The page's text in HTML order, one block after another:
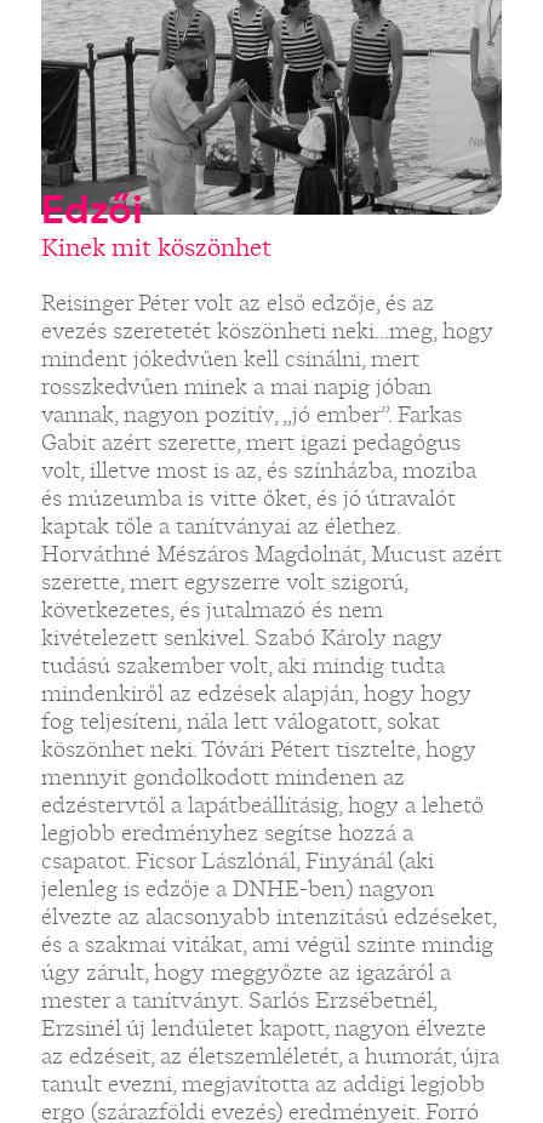
Edzői
Kinek mit köszönhet
Reisinger Péter volt az első edzője, és az
evezés szeretetét köszönheti neki...meg, hogy
mindent jókedvűen kell csinálni, mert
rosszkedvűen minek a mai napig jóban
vannak, nagyon pozitív, „jó ember”. Farkas
Gabit azért szerette, mert igazi pedagógus
volt, illetve most is az, és színházba, moziba
és múzeumba is vitte őket, és jó útravalót
kaptak tőle a tanítványai az élethez.
Horváthné Mészáros Magdolnát, Mucust azért
szerette, mert egyszerre volt szigorú,
következetes, és jutalmazó és nem
kivételezett senkivel. Szabó Károly nagy
tudású szakember volt, aki mindig tudta
mindenkiről az edzések alapján, hogy hogy
fog teljesíteni, nála lett válogatott, sokat
köszönhet neki. Tóvári Pétert tisztelte, hogy
mennyit gondolkodott mindenen az
edzéstervtől a lapátbeállításig, hogy a lehető
legjobb eredményhez segítse hozzá a
csapatot. Ficsor Lászlónál, Finyánál (aki
jelenleg is edzője a DNHE-ben) nagyon
élvezte az alacsonyabb intenzitású edzéseket,
és a szakmai vitákat, ami végül szinte mindig
úgy zárult, hogy meggyőzte az igazáról a
mester a tanítványt. Sarlós Erzsébetnél,
Erzsinél új lendületet kapott, nagyon élvezte
az edzéseit, az életszemléletét, a humorát, újra
tanult evezni, megjavította az addigi legjobb
ergo (szárazföldi evezés) eredményeit. Forró